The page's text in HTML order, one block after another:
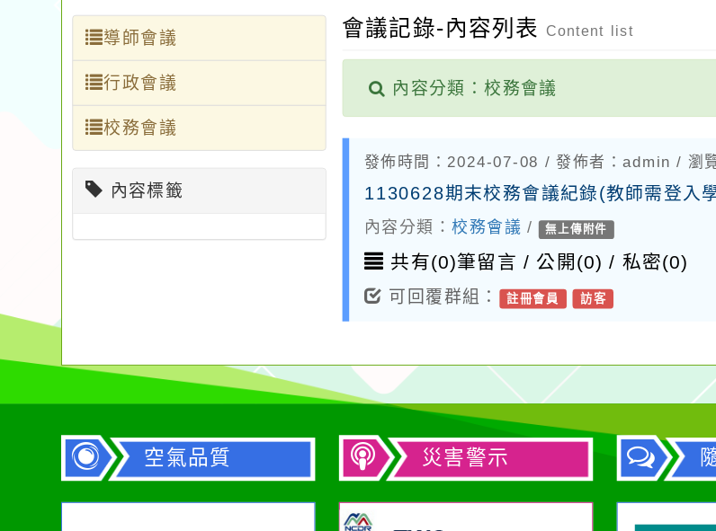
導師會議
行政會議
校務會議
內容標籤
會議記錄-內容列表 Content list
內容分類：校務會議
發佈時間：2024-07-08 / 發佈者：admin / 瀏
1130628期末校務會議紀錄(教師需登入
內容分類：校務會議 / 無上傳附件
共有(0)筆留言 / 公開(0) / 私密(0)
可回覆群組： 註冊會員 訪客
空氣品質 災害警示